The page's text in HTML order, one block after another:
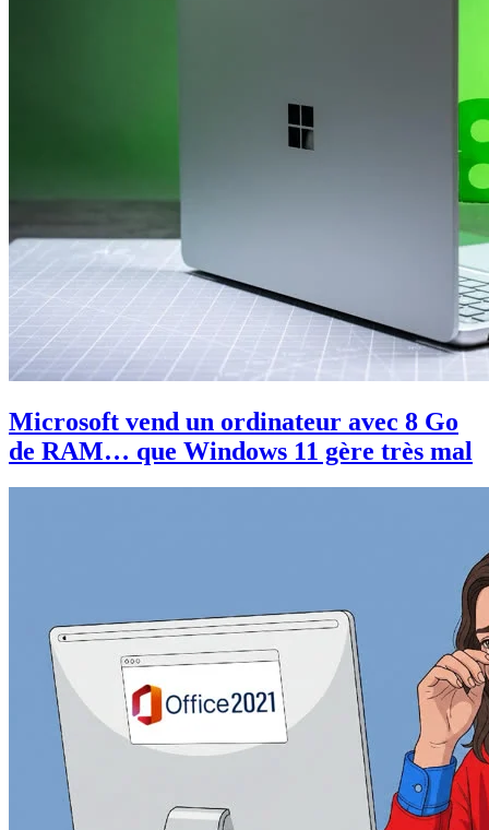
Microsoft vend un ordinateur avec 8 Go
de RAM… que Windows 11 gère très mal